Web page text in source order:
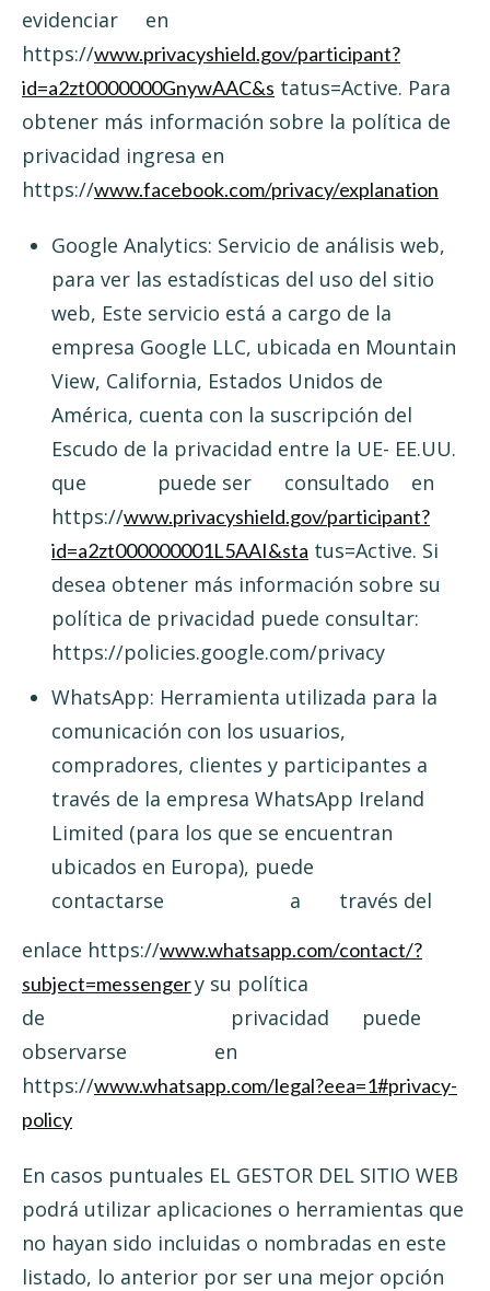
evidenciar en
https://www.privacyshield.gov/participant?
id=a2zt0000000GnywAAC&s tatus=Active. Para
obtener más información sobre la política de
privacidad ingresa en
https://www.facebook.com/privacy/explanation
Google Analytics: Servicio de análisis web,
para ver las estadísticas del uso del sitio
web, Este servicio está a cargo de la
empresa Google LLC, ubicada en Mountain
View, California, Estados Unidos de
América, cuenta con la suscripción del
Escudo de la privacidad entre la UE- EE.UU.
que puede ser consultado en
https://www.privacyshield.gov/participant?
id=a2zt000000001L5AAI&sta tus=Active. Si
desea obtener más información sobre su
política de privacidad puede consultar:
https://policies.google.com/privacy
WhatsApp: Herramienta utilizada para la
comunicación con los usuarios,
compradores, clientes y participantes a
través de la empresa WhatsApp Ireland
Limited (para los que se encuentran
ubicados en Europa), puede
contactarse a través del
enlace https://www.whatsapp.com/contact/?
subject=messengery su política
de privacidad puede
observarse en
https://www.whatsapp.com/legal?eea=1#privacy-
policy
En casos puntuales EL GESTOR DEL SITIO WEB
podrá utilizar aplicaciones o herramientas que
no hayan sido incluidas o nombradas en este
listado, lo anterior por ser una mejor opción